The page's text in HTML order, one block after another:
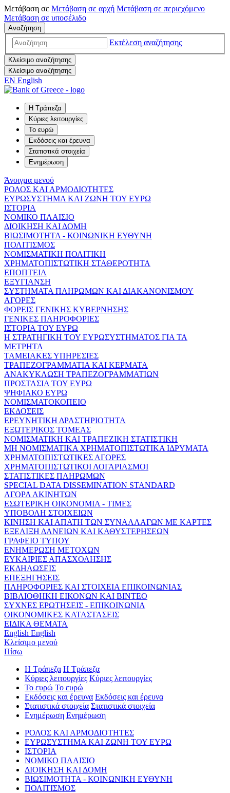
Μετάβαση σε Μετάβαση σε αρχή Μετάβαση σε περιεχόμενο
Μετάβαση σε υποσέλιδο
Αναζήτηση
Εκτέλεση αναζήτησης
Κλείσιμο αναζήτησης
Κλείσιμο αναζήτησης
EN English
Η Τράπεζα
Κύριες λειτουργίες
Το ευρώ
Εκδόσεις και έρευνα
Στατιστικά στοιχεία
Ενημέρωση
Άνοιγμα μενού
ΡΟΛΟΣ ΚΑΙ ΑΡΜΟΔΙΟΤΗΤΕΣ
ΕΥΡΩΣΥΣΤΗΜΑ ΚΑΙ ΖΩΝΗ ΤΟΥ ΕΥΡΩ
ΙΣΤΟΡΙΑ
ΝΟΜΙΚΟ ΠΛΑΙΣΙΟ
ΔΙΟΙΚΗΣΗ ΚΑΙ ΔΟΜΗ
ΒΙΩΣΙΜΟΤΗΤΑ - ΚΟΙΝΩΝΙΚΗ ΕΥΘΥΝΗ
ΠΟΛΙΤΙΣΜΟΣ
ΝΟΜΙΣΜΑΤΙΚΗ ΠΟΛΙΤΙΚΗ
ΧΡΗΜΑΤΟΠΙΣΤΩΤΙΚΗ ΣΤΑΘΕΡΟΤΗΤΑ
ΕΠΟΠΤΕΙΑ
ΕΞΥΓΙΑΝΣΗ
ΣΥΣΤΗΜΑΤΑ ΠΛΗΡΩΜΩΝ ΚΑΙ ΔΙΑΚΑΝΟΝΙΣΜΟΥ
ΑΓΟΡΕΣ
ΦΟΡΕΙΣ ΓΕΝΙΚΗΣ ΚΥΒΕΡΝΗΣΗΣ
ΓΕΝΙΚΕΣ ΠΛΗΡΟΦΟΡΙΕΣ
ΙΣΤΟΡΙΑ ΤΟΥ ΕΥΡΩ
Η ΣΤΡΑΤΗΓΙΚΗ ΤΟΥ ΕΥΡΩΣΥΣΤΗΜΑΤΟΣ ΓΙΑ ΤΑ
ΜΕΤΡΗΤΑ
ΤΑΜΕΙΑΚΕΣ ΥΠΗΡΕΣΙΕΣ
ΤΡΑΠΕΖΟΓΡΑΜΜΑΤΙΑ ΚΑΙ ΚΕΡΜΑΤΑ
ΑΝΑΚΥΚΛΩΣΗ ΤΡΑΠΕΖΟΓΡΑΜΜΑΤΙΩΝ
ΠΡΟΣΤΑΣΙΑ ΤΟΥ ΕΥΡΩ
ΨΗΦΙΑΚΟ ΕΥΡΩ
ΝΟΜΙΣΜΑΤΟΚΟΠΕΙΟ
ΕΚΔΟΣΕΙΣ
ΕΡΕΥΝΗΤΙΚΗ ΔΡΑΣΤΗΡΙΟΤΗΤΑ
ΕΞΩΤΕΡΙΚΟΣ ΤΟΜΕΑΣ
ΝΟΜΙΣΜΑΤΙΚΗ ΚΑΙ ΤΡΑΠΕΖΙΚΗ ΣΤΑΤΙΣΤΙΚΗ
ΜΗ ΝΟΜΙΣΜΑΤΙΚΑ ΧΡΗΜΑΤΟΠΙΣΤΩΤΙΚΑ ΙΔΡΥΜΑΤΑ
ΧΡΗΜΑΤΟΠΙΣΤΩΤΙΚΕΣ ΑΓΟΡΕΣ
ΧΡΗΜΑΤΟΠΙΣΤΩΤΙΚΟΙ ΛΟΓΑΡΙΑΣΜΟΙ
ΣΤΑΤΙΣΤΙΚΕΣ ΠΛΗΡΩΜΩΝ
SPECIAL DATA DISSEMINATION STANDARD
ΑΓΟΡΑ ΑΚΙΝΗΤΩΝ
ΕΣΩΤΕΡΙΚΗ ΟΙΚΟΝΟΜΙΑ - ΤΙΜΕΣ
ΥΠΟΒΟΛΗ ΣΤΟΙΧΕΙΩΝ
ΚΙΝΗΣΗ ΚΑΙ ΑΠΑΤΗ ΤΩΝ ΣΥΝΑΛΛΑΓΩΝ ΜΕ ΚΑΡΤΕΣ
ΕΞΕΛΙΞΗ ΔΑΝΕΙΩΝ ΚΑΙ ΚΑΘΥΣΤΕΡΗΣΕΩΝ
ΓΡΑΦΕΙΟ ΤΥΠΟΥ
ΕΝΗΜΕΡΩΣΗ ΜΕΤΟΧΩΝ
ΕΥΚΑΙΡΙΕΣ ΑΠΑΣΧΟΛΗΣΗΣ
ΕΚΔΗΛΩΣΕΙΣ
ΕΠΕΞΗΓΗΣΕΙΣ
ΠΛΗΡΟΦΟΡΙΕΣ ΚΑΙ ΣΤΟΙΧΕΙΑ ΕΠΙΚΟΙΝΩΝΙΑΣ
ΒΙΒΛΙΟΘΗΚΗ ΕΙΚΟΝΩΝ ΚΑΙ ΒΙΝΤΕΟ
ΣΥΧΝΕΣ ΕΡΩΤΗΣΕΙΣ - ΕΠΙΚΟΙΝΩΝΙΑ
ΟΙΚΟΝΟΜΙΚΕΣ ΚΑΤΑΣΤΑΣΕΙΣ
ΕΙΔΙΚΑ ΘΕΜΑΤΑ
English English
Κλείσιμο μενού
Πίσω
Η Τράπεζα Η Τράπεζα
Κύριες λειτουργίες Κύριες λειτουργίες
Το ευρώ Το ευρώ
Εκδόσεις και έρευνα Εκδόσεις και έρευνα
Στατιστικά στοιχεία Στατιστικά στοιχεία
Ενημέρωση Ενημέρωση
ΡΟΛΟΣ ΚΑΙ ΑΡΜΟΔΙΟΤΗΤΕΣ
ΕΥΡΩΣΥΣΤΗΜΑ ΚΑΙ ΖΩΝΗ ΤΟΥ ΕΥΡΩ
ΙΣΤΟΡΙΑ
ΝΟΜΙΚΟ ΠΛΑΙΣΙΟ
ΔΙΟΙΚΗΣΗ ΚΑΙ ΔΟΜΗ
ΒΙΩΣΙΜΟΤΗΤΑ - ΚΟΙΝΩΝΙΚΗ ΕΥΘΥΝΗ
ΠΟΛΙΤΙΣΜΟΣ